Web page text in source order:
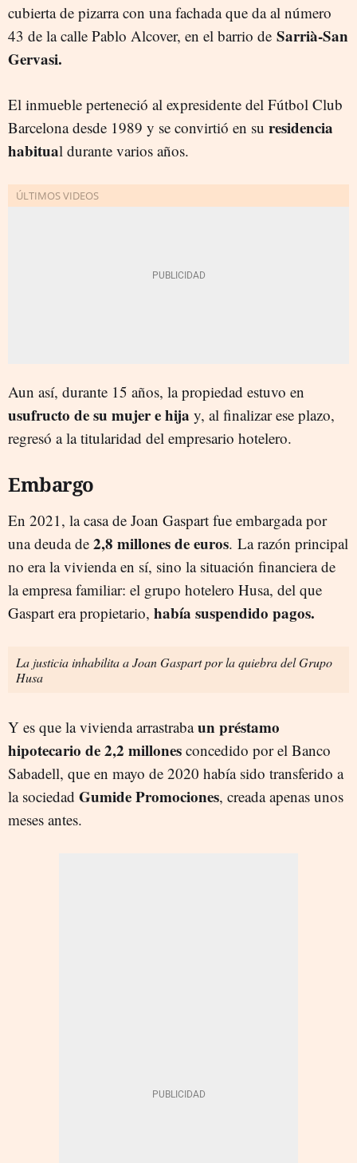
cubierta de pizarra con una fachada que da al número
43 de la calle Pablo Alcover, en el barrio de Sarrià-San
Gervasi.
El inmueble perteneció al expresidente del Fútbol Club
Barcelona desde 1989 y se convirtió en su residencia
habitual durante varios años.
Aun así, durante 15 años, la propiedad estuvo en
usufructo de su mujer e hija y, al finalizar ese plazo,
regresó a la titularidad del empresario hotelero.
Embargo
En 2021, la casa de Joan Gaspart fue embargada por
una deuda de 2,8 millones de euros. La razón principal
no era la vivienda en sí, sino la situación financiera de
la empresa familiar: el grupo hotelero Husa, del que
Gaspart era propietario, había suspendido pagos.
La justicia inhabilita a Joan Gaspart por la quiebra del Grupo
Husa
Y es que la vivienda arrastrabaun préstamo
hipotecario de 2,2 millones concedido por el Banco
Sabadell, que en mayo de 2020 había sido transferido a
la sociedad Gumide Promociones, creada apenas unos
meses antes.